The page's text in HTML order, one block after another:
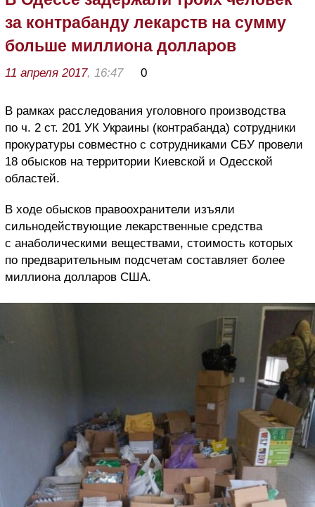
за контрабанду лекарств на сумму
больше миллиона долларов
11 апреля 2017, 16:47 0
В рамках расследования уголовного производства
по ч. 2 ст. 201 УК Украины (контрабанда) сотрудники
прокуратуры совместно с сотрудниками СБУ провели
18 обысков на территории Киевской и Одесской
областей.
В ходе обысков правоохранители изъяли
сильнодействующие лекарственные средства
с анаболическими веществами, стоимость которых
по предварительным подсчетам составляет более
миллиона долларов США.